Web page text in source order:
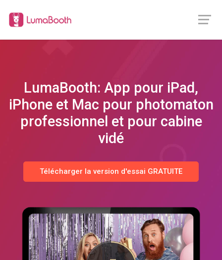
LumaBooth: App pour iPad,
iPhone et Mac pour photomaton
professionnel et pour cabinebo